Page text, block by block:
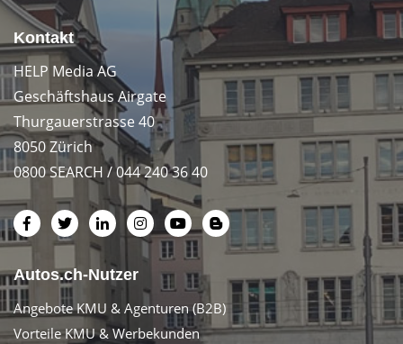
Kontakt
HELP Media AG
Geschäftshaus Airgate
Thurgauerstrasse 40
8050 Zürich
0800 SEARCH / 044 240 36 40
Autos.ch-Nutzer
Angebote KMU & Agenturen (B2B)
Vorteile KMU & Werbekunden